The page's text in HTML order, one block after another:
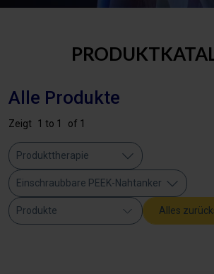
Alle Produkte
Zeigt 1 to 1 of 1
Produkttherapie
Einschraubbare PEEK-Nahtanker​
Produkte Alles